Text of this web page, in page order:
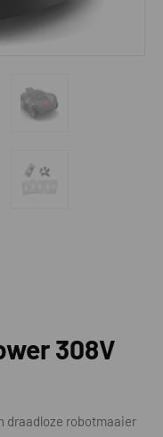
308V
draadloze robotmaaier